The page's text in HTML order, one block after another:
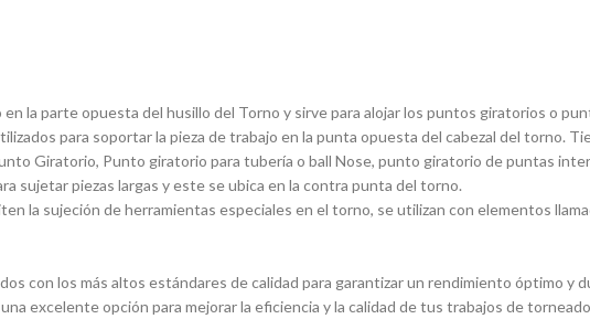
la parte opuesta del husillo del Torno y sirve para alojar los puntos giratorios o
para soportar la pieza de trabajo en la punta opuesta del cabezal del torno.
Giratorio, Punto giratorio para tuberí­a o ball Nose, punto giratorio de puntas
sujetar piezas largas y este se ubica en la contra punta del torno.
la sujeción de herramientas especiales en el torno, se utilizan con elementos
con los más altos estándares de calidad para garantizar un rendimiento óptimo y
excelente opción para mejorar la eficiencia y la calidad de tus trabajos de